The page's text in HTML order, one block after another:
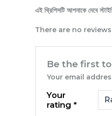
এই থ্রিপিসটি আপনাকে দেবে
There are no
Be the first
Your email
Your
rating*